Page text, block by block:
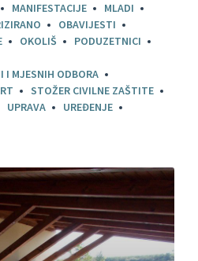
MANIFESTACIJE
MLADI
OBAVIJESTI
OKOLIŠ
PODUZETNICI
I MJESNIH ODBORA
STOŽER CIVILNE ZAŠTITE
UPRAVA
UREĐENJE